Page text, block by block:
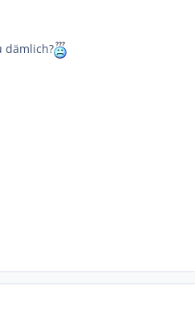
dämlich?